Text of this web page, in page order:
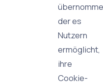
der es
Nutzern
ermöglicht,
ihre
Cookie-